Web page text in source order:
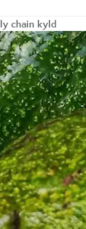
chain kyld